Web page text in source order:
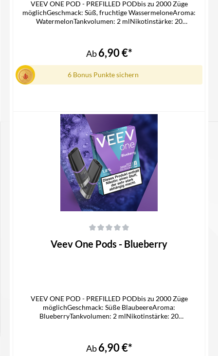
VEEV ONE POD - PREFILLED PODbis zu 2000 Züge
möglichGeschmack: Süß, fruchtige WassermeloneAroma:
WatermelonTankvolumen: 2 mlNikotinstärke: 20
Geschmacksrichtung1x Gebrauchsinfomation
Ab6,90 €*
6 Bonus Punkte sichern
Details
Veev One Pods - Blueberry
VEEV ONE POD - PREFILLED PODbis zu 2000 Züge
möglichGeschmack: Süße BlaubeereAroma:
BlueberryTankvolumen: 2 mlNikotinstärke: 20
Geschmacksrichtung1x Gebrauchsinfomation
Ab6,90 €*